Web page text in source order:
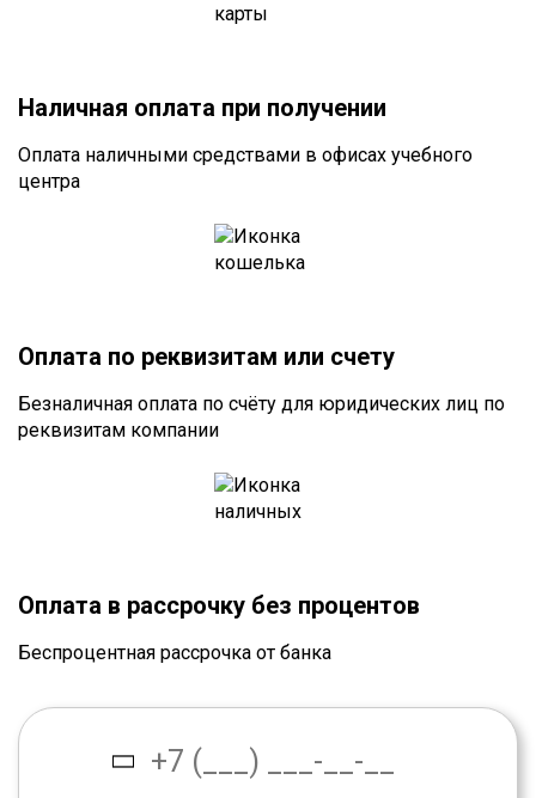
Наличная оплата при получении
Оплата наличными средствами в офисах учебного
центра
Оплата по реквизитам или счету
Безналичная оплата по счёту для юридических лиц по
реквизитам компании
Оплата в рассрочку без процентов
Беспроцентная рассрочка от банка